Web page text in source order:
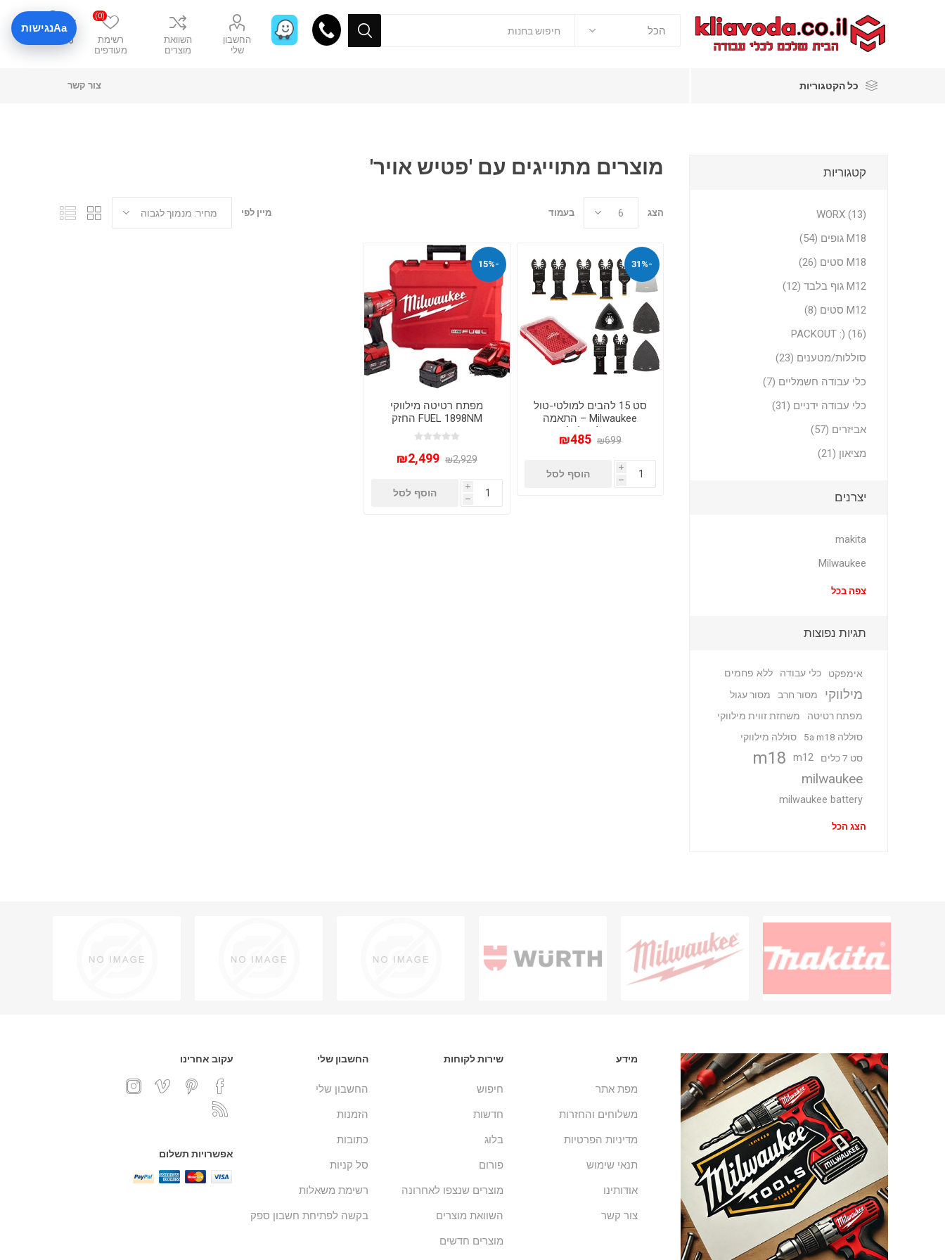
החשבון
שלי
השוואת
מוצרים
רשימת
מעודפים
(0)
₪0
כל הקטגוריות צור קשר
מוצרים מתוייגים עם 'פטיש אויר'
מיין לפי הצג בעמוד
-31%
סט 15 להבים למולטי-טול
Milwaukee – התאמה
₪699
₪485
i
h
הוסף לסל
-15%
מפתח רטיטה מילווקי
FUEL 1898NM החזק
ביותר בקטגורית 1/2
₪2,929
₪2,499
i
h
הוסף לסל
קטגוריות
WORX (13)
M18 גופים (54)
M18 סטים (26)
M12 גוף בלבד (12)
M12 סטים (8)
PACKOUT :) (16)
סוללות/מטענים (23)
כלי עבודה חשמליים (7)
כלי עבודה ידניים (31)
אביזרים (57)
מציאון (21)
יצרנים
makita
Milwaukee
צפה בכל
תגיות נפוצות
אימפקט כלי עבודה ללא פחמים
מילווקי מסור חרב
מסור עגול
מפתח רטיטה
משחזת זווית מילווקי
סוללה 5a m18
סוללה מילווקי
סט 7 כלים
m12
m18
milwaukee
milwaukee battery
הצג הכל
מידע
מפת אתר
משלוחים והחזרות
מדיניות הפרטיות
תנאי שימוש
אודותינו
צור קשר
שירות לקוחות
חיפוש
חדשות
בלוג
פורום
מוצרים שנצפו לאחרונה
השוואת מוצרים
מוצרים חדשים
החשבון שלי
החשבון שלי
הזמנות
כתובות
סל קניות
רשימת משאלות
בקשה לפתיחת חשבון ספק
עקוב אחרינו
אפשרויות תשלום
Aaנגישות